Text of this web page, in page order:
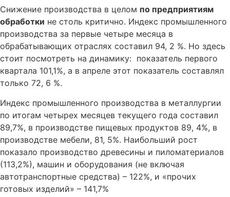
Снижение производства в целом по предприятиям
обработки не столь критично. Индекс промышленного
производства за первые четыре месяца в
обрабатывающих отраслях составил 94, 2 %. Но здесь
стоит посмотреть на динамику: показатель первого
квартала 101,1%, а в апреле этот показатель составлял
только 72, 6 %.
Индекс промышленного производства в металлургии
по итогам четырех месяцев текущего года составил
89,7%, в производстве пищевых продуктов 89, 4%, в
производстве мебели, 81, 5%. Наибольший рост
показало производство древесины и пиломатериалов
(113,2%), машин и оборудования (не включая
автотранспортные средства) – 122%, и «прочих
готовых изделий» – 141,7%